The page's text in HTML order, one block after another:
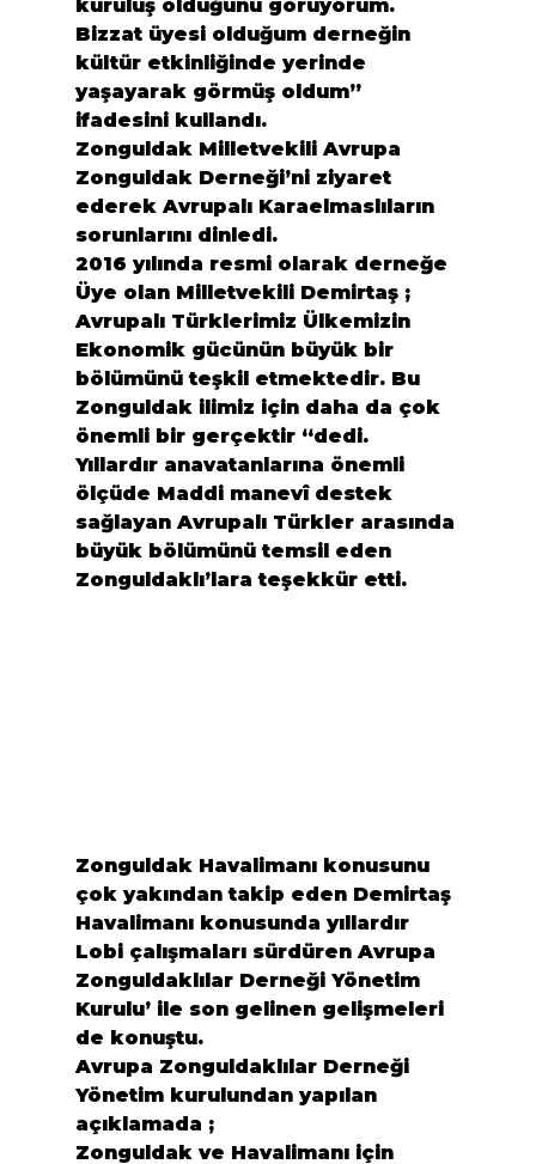
kuruluş olduğunu görüyorum.
Bizzat üyesi olduğum derneğin
kültür etkinliğinde yerinde
yaşayarak görmüş oldum”
ifadesini kullandı.
Zonguldak Milletvekili Avrupa
Zonguldak Derneği’ni ziyaret
ederek Avrupalı Karaelmaslıların
sorunlarını dinledi.
2016 yılında resmi olarak derneğe
Üye olan Milletvekili Demirtaş ;
Avrupalı Türklerimiz Ülkemizin
Ekonomik gücünün büyük bir
bölümünü teşkil etmektedir. Bu
Zonguldak ilimiz için daha da çok
önemli bir gerçektir “dedi.
Yıllardır anavatanlarına önemli
ölçüde Maddi manevî destek
sağlayan Avrupalı Türkler arasında
büyük bölümünü temsil eden
Zonguldaklı’lara teşekkür etti.
Zonguldak Havalimanı konusunu
çok yakından takip eden Demirtaş
Havalimanı konusunda yıllardır
Lobi çalışmaları sürdüren Avrupa
Zonguldaklılar Derneği Yönetim
Kurulu’ ile son gelinen gelişmeleri
de konuştu.
Avrupa Zonguldaklılar Derneği
Yönetim kurulundan yapılan
açıklamada ;
Zonguldak ve Havalimanı için